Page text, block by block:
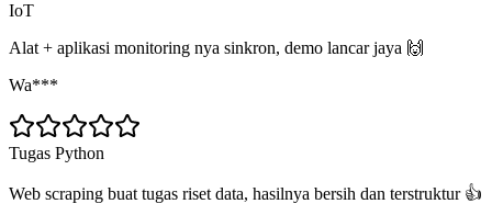
IoT
Alat + aplikasi monitoring nya sinkron, demo lancar jaya 🙌
Wa***
Tugas Python
Web scraping buat tugas riset data, hasilnya bersih dan terstruktur 👍